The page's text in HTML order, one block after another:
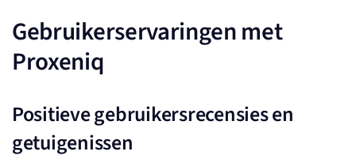
Gebruikerservaringen met
Proxeniq
Positieve gebruikersrecensies en
getuigenissen